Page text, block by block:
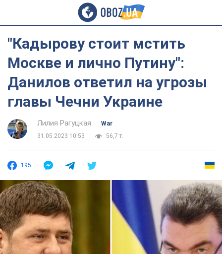
"Кадырову стоит мстить
Москве и лично Путину":
Данилов ответил на угрозы
главы Чечни Украине
Лилия Рагуцкая
War
31.05.2023 10:53
56,7 т.
195